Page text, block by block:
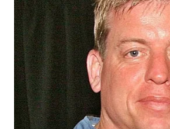
Fonte:Arte e Manha Ateliê